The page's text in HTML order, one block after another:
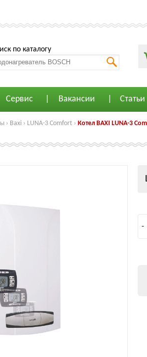
по каталогу
Сервис Вакансии Статьи
› Baxi › LUNA-3 Comfort › Котел BAXI LUNA-3
-